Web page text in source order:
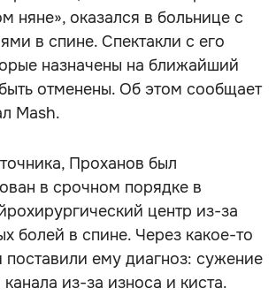
няне», оказался в больнице с
в спине. Спектакли с его
назначены на ближайший
отменены. Об этом сообщает
Mash.
Проханов был
в срочном порядке в
центр из-за
болей в спине. Через какое-то
ему диагноз: сужение
из-за износа и киста.